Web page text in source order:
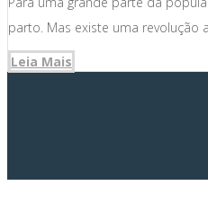
parto. Mas existe uma revolução
Leia Mais